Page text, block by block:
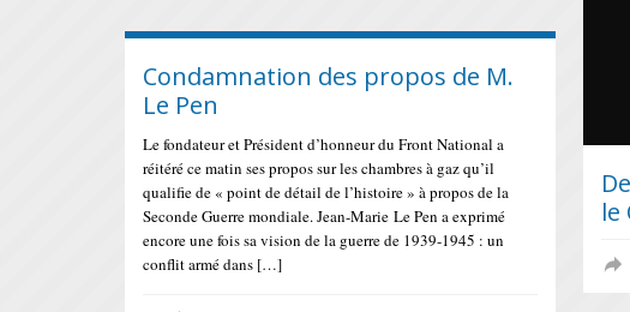
le
Condamnation des propos de M.
Le Pen
Le fondateur et Président d’honneur du Front National a
réitéré ce matin ses propos sur les chambres à gaz qu’il
qualifie de « point de détail de l’histoire » à propos de la
Seconde Guerre mondiale. Jean-Marie Le Pen a exprimé
encore une fois sa vision de la guerre de 1939-1945 : un
conflit armé dans […]